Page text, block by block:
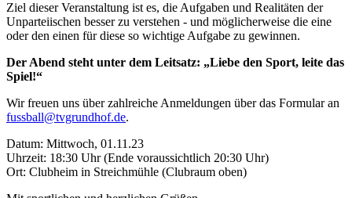
Ziel dieser Veranstaltung ist es, die Aufgaben und Realitäten der
Unparteiischen besser zu verstehen - und möglicherweise die eine
oder den einen für diese so wichtige Aufgabe zu gewinnen.
Der Abend steht unter dem Leitsatz: „Liebe den Sport, leite das
Spiel!“
Wir freuen uns über zahlreiche Anmeldungen über das Formular an
fussball@tvgrundhof.de.
Datum: Mittwoch, 01.11.23
Uhrzeit: 18:30 Uhr (Ende voraussichtlich 20:30 Uhr)
Ort: Clubheim in Streichmühle (Clubraum oben)